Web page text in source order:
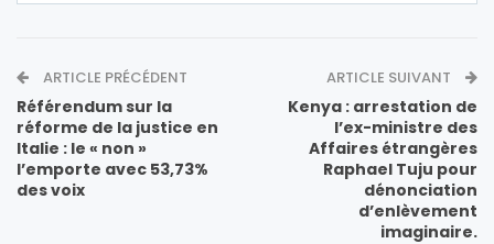
ARTICLE PRÉCÉDENT
Référendum sur la
réforme de la justice en
Italie : le « non »
l’emporte avec 53,73%
des voix
ARTICLE SUIVANT
Kenya : arrestation de
l’ex-ministre des
Affaires étrangères
Raphael Tuju pour
dénonciation
d’enlèvement
imaginaire.